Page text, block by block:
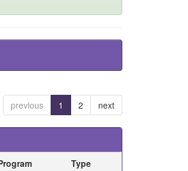
previous 1 2 next
Type